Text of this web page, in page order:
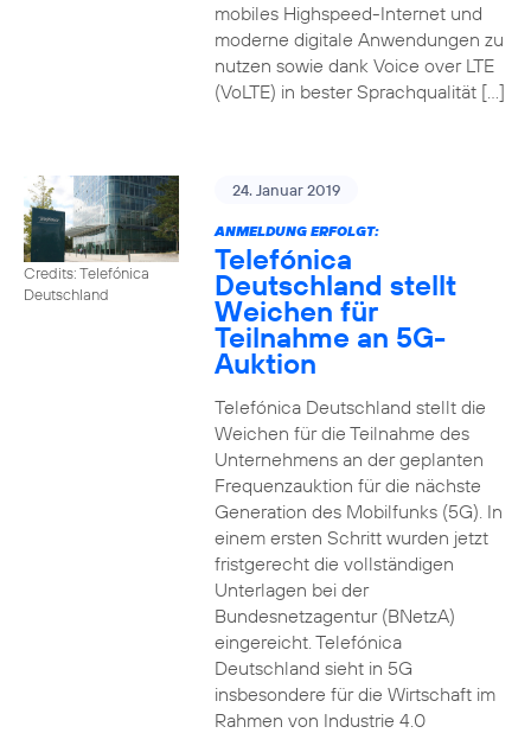
mobiles Highspeed-Internet und
moderne digitale Anwendungen zu
nutzen sowie dank Voice over LTE
(VoLTE) in bester Sprachqualität […]
Credits: Telefónica
Deutschland
24. Januar 2019
ANMELDUNG ERFOLGT:
Telefónica
Deutschland stellt
Weichen für
Teilnahme an 5G-
Auktion
Telefónica Deutschland stellt die
Weichen für die Teilnahme des
Unternehmens an der geplanten
Frequenzauktion für die nächste
Generation des Mobilfunks (5G). In
einem ersten Schritt wurden jetzt
fristgerecht die vollständigen
Unterlagen bei der
Bundesnetzagentur (BNetzA)
eingereicht. Telefónica
Deutschland sieht in 5G
insbesondere für die Wirtschaft im
Rahmen von Industrie 4.0